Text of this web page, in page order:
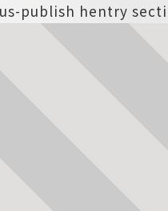
publish hentry